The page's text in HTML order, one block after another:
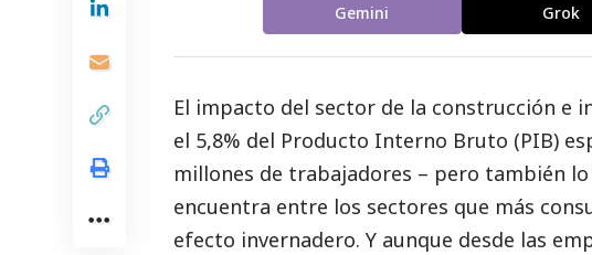
Gemini Grok
El impacto del sector de la construcción e
el 5,8% del Producto Interno Bruto (PIB)
millones de trabajadores – pero también
encuentra entre los sectores que más
efecto invernadero. Y aunque desde las